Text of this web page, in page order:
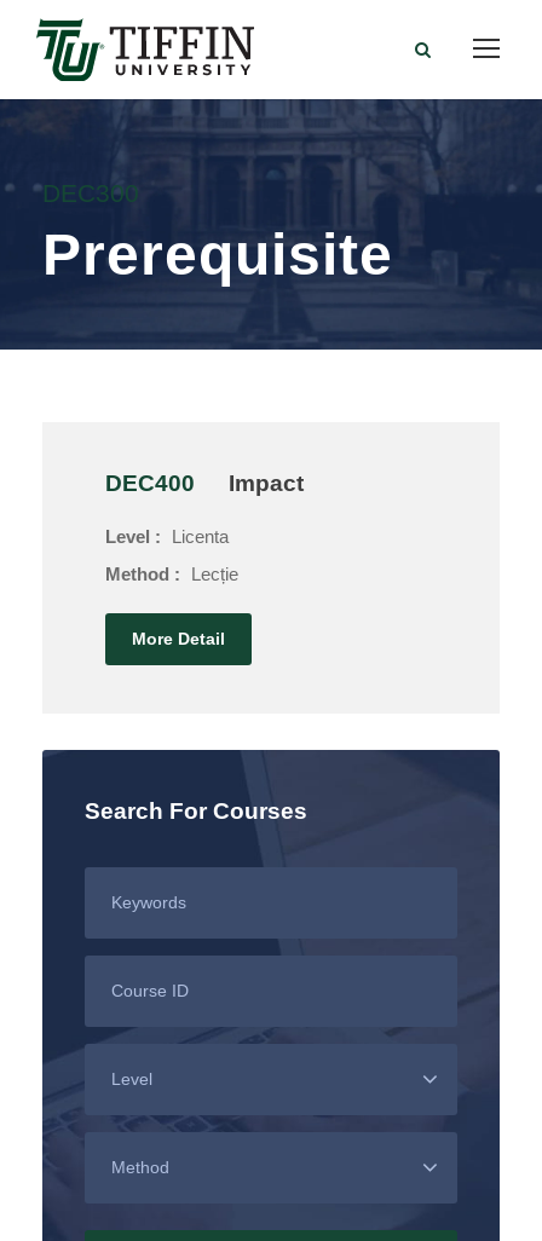
DEC300
Prerequisite
DEC400 Impact
Level :
Licenta
Method :
Lecție
More Detail
Search For Courses